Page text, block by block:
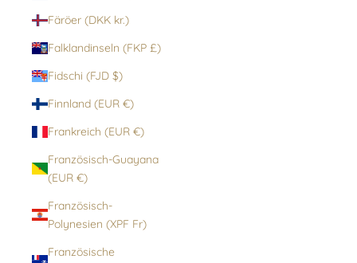
Färöer (DKK kr.)
Falklandinseln (FKP £)
Fidschi (FJD $)
Finnland (EUR €)
Frankreich (EUR €)
Französisch-Guayana
(EUR €)
Französisch-
Polynesien (XPF Fr)
Französische